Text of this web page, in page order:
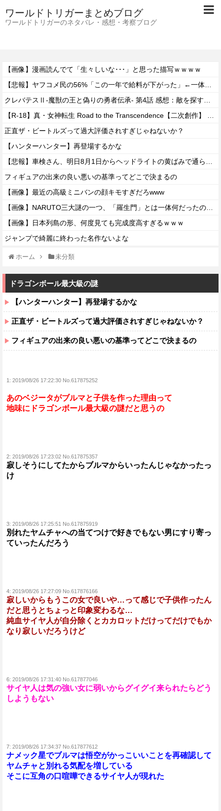
ワールドトリガーまとめブログ
ワールドトリガーのネタバレ・感想・考察ブログ
【画像】漫画読んでて「生々しいな･･･」と思った描写ｗｗｗｗ
正直ザ・ビートルズって過大評価されすぎじゃねないか？
【ハンターハンター】再登場するかな
フィギュアの出来の良い悪いの基準ってどこで決まるの
【画像】最近の高級ミニバンの顔キモすぎだろwww
【画像】日本列島の形、何度見ても完成度高すぎるｗｗｗ
ジャンプで綺麗に終わった名作ないよな
ホーム 未分類
ドラゴンボール最大級の謎
【ハンターハンター】再登場するかな
正直ザ・ビートルズって過大評価されすぎじゃねないか？
フィギュアの出来の良い悪いの基準ってどこで決まるの
1: 2019/08/26 17:22:30 No.617875252
あのベジータがブルマと子供を作った理由って
地味にドラゴンボール最大級の謎だと思うの
2: 2019/08/26 17:23:02 No.617875357
寂しそうにしてたからブルマからいったんじゃなかったっ
け
3: 2019/08/26 17:25:51 No.617875919
別れたヤムチャへの当てつけで好きでもない男にすり寄っ
ていったんだろう
4: 2019/08/26 17:27:09 No.617876166
寂しいからもうこの女で良いや…って感じで子供作ったん
だと思うとちょっと印象変わるな…
純血サイヤ人が自分除くとカカロットだけってだけでもか
なり寂しいだろうけど
6: 2019/08/26 17:31:40 No.617877046
サイヤ人は気の強い女に弱いからグイグイ来られたらどう
しようもない
7: 2019/08/26 17:34:37 No.617877612
ナメック星でブルマは悟空がかっこいいことを再確認して
ヤムチャと別れる気配を増している
そこに互角の口喧嘩できるサイヤ人が現れた